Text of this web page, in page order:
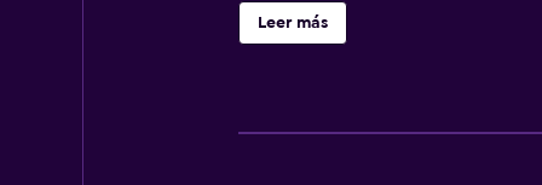
alojamiento o practicar
metro Ponte Lungo está a 47 km.
Leer más